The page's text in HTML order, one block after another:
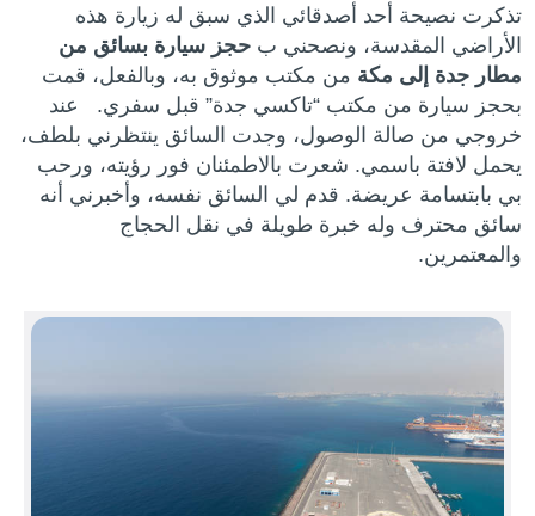
تذكرت نصيحة أحد أصدقائي الذي سبق له زيارة هذه
الأراضي المقدسة، ونصحني بحجز سيارة بسائق من
مطار جدة إلى مكة من مكتب موثوق به، وبالفعل، قمت
بحجز سيارة من مكتب “تاكسي جدة” قبل سفري. عند
خروجي من صالة الوصول، وجدت السائق ينتظرني بلطف،
يحمل لافتة باسمي. شعرت بالاطمئنان فور رؤيته، ورحب
بي بابتسامة عريضة. قدم لي السائق نفسه، وأخبرني أنه
سائق محترف وله خبرة طويلة في نقل الحجاج
والمعتمرين.